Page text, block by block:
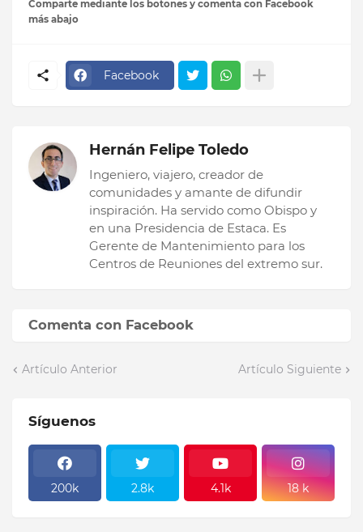
Comparte mediante los botones y comenta con Facebook
más abajo
Facebook
Hernán Felipe Toledo
Ingeniero, viajero, creador de
comunidades y amante de difundir
inspiración. Ha servido como Obispo y
en una Presidencia de Estaca. Es
Gerente de Mantenimiento para los
Centros de Reuniones del extremo sur.
Comenta con Facebook
Artículo Anterior Artículo Siguiente
Síguenos
200k 2.8k 4.1k 18 k